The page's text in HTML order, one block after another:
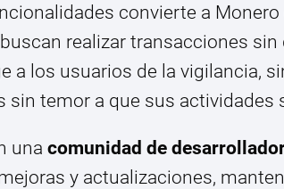
convierte a Monero
realizar transacciones sin
a los usuarios de la vigilancia,
temor a que sus actividades
una comunidad de
y actualizaciones,